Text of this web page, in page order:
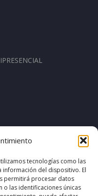
tecnologías como las
información del dispositivo. El
permitirá procesar datos
las identificaciones únicas